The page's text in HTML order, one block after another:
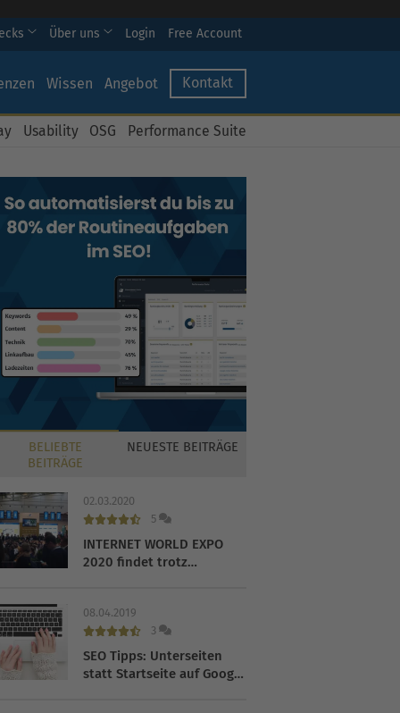
Über uns Login Free Account
Wissen Angebot Kontakt
Usability OSG Performance Suite
BELIEBTE
BEITRÄGE
NEUESTE BEITRÄGE
02.03.2020
5
INTERNET WORLD EXPO
2020 findet trotz
08.04.2019
3
SEO Tipps: Unterseiten
statt Startseite auf Google